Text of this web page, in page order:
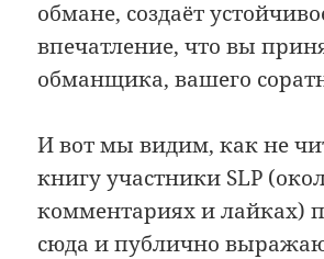
обмане, создаёт
впечатление, что вы
обманщика, вашего
И вот мы видим, как не
книгу участники SLP
комментариях и лайках)
сюда и публично